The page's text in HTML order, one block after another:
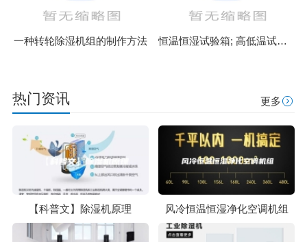
一种转轮除湿机组的制作方法 恒温恒湿试验箱; 高低温试验箱; 盐雾腐蚀试验箱; 高温恒温箱; 臭
热门资讯 更多
【科普文】除湿机原理 风冷恒温恒湿净化空调机组